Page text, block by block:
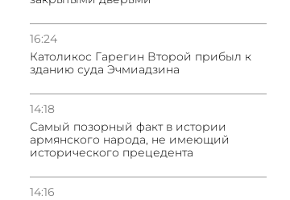
16:24
Католикос Гарегин Второй прибыл к
зданию суда Эчмиадзина
14:18
Самый позорный факт в истории
армянского народа, не имеющий
исторического прецедента
14:16